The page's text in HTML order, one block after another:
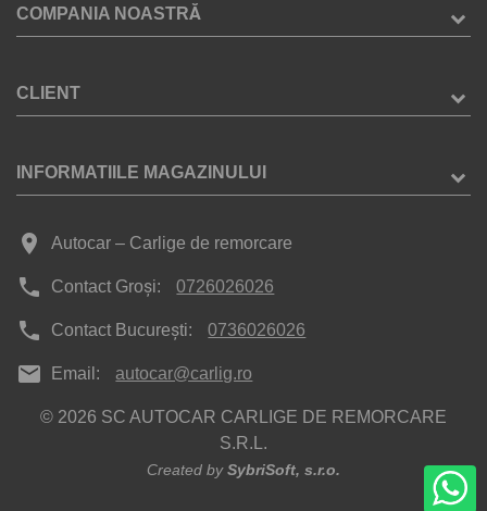
COMPANIA NOASTRĂ
CLIENT
INFORMATIILE MAGAZINULUI
place Autocar – Carlige de remorcare
phone Contact Groși: 0726026026
phone Contact București: 0736026026
mail Email: autocar@carlig.ro
© 2026 SC AUTOCAR CARLIGE DE REMORCARE
S.R.L.
Created bySybriSoft, s.r.o.